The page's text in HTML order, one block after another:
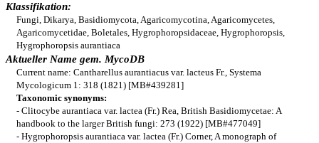
Klassifikation:
Fungi, Dikarya, Basidiomycota, Agaricomycotina, Agaricomycetes,
Agaricomycetidae, Boletales, Hygrophoropsidaceae, Hygrophoropsis,
Hygrophoropsis aurantiaca
Aktueller Name gem. MycoDB
Current name: Cantharellus aurantiacus var. lacteus Fr., Systema
Mycologicum 1: 318 (1821) [MB#439281]
Taxonomic synonyms:
- Clitocybe aurantiaca var. lactea (Fr.) Rea, British Basidiomycetae: A
handbook to the larger British fungi: 273 (1922) [MB#477049]
- Hygrophoropsis aurantiaca var. lactea (Fr.) Corner, A monograph of